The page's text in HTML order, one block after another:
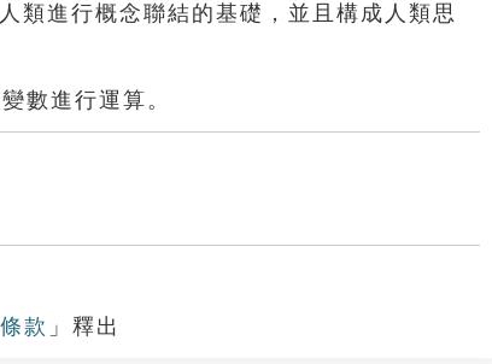
進行概念聯結的基礎，並且構成人類思
數進行運算。
款 」釋出